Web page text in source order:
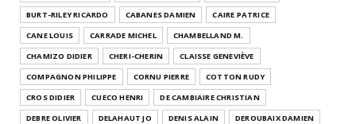
BURT-RILEY RICARDO
CABANES DAMIEN
CAIRE PATRICE
CANE LOUIS
CARRADE MICHEL
CHAMBELLAND M.
CHAMIZO DIDIER
CHERI-CHERIN
CLAISSE GENEVIÈVE
COMPAGNON PHILIPPE
CORNU PIERRE
COTTON RUDY
CROS DIDIER
CUECO HENRI
DE CAMBIAIRE CHRISTIAN
DEBRE OLIVIER
DELAHAUT JO DENIS ALAIN
DEROUBAIX DAMIEN